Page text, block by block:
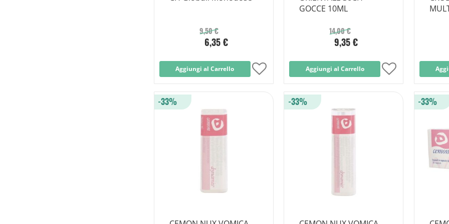
9,50 €
6,35 €
Aggiungi al Carrello
Aggiungi
GOCCE 10ML
14,00 €
9,35 €
Aggiungi al Carrello
Aggiungi
-33% -33% -33%